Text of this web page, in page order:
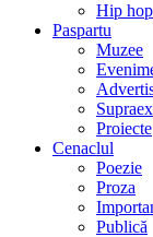
Hip hop
Paspartu
Muzee
Proiecte
Cenaclul
Poezie
Proza
Publică